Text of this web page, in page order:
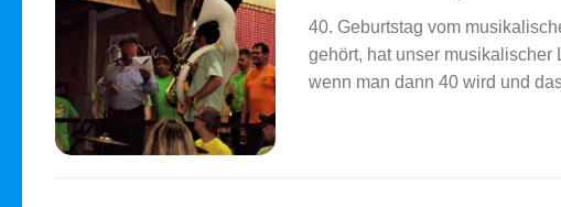
40. Geburtstag vom
gehört, hat unser musikalischer
wenn man dann 40 wird und